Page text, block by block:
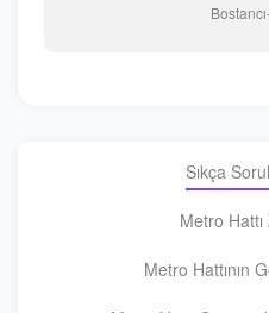
Sıkça
Metro Hattı
Metro Hattının